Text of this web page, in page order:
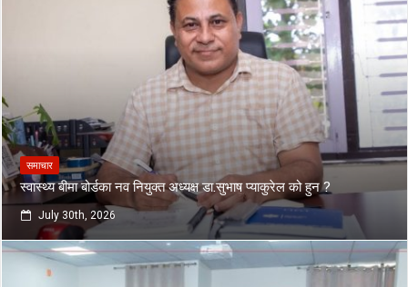
समाचार
स्वास्थ्य बीमा बोर्डका नव नियुक्त अध्यक्ष डा.सुभाष प्याकुरेल को हुन ?
July 30th, 2026